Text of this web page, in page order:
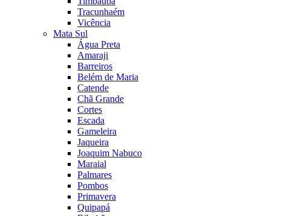
Tracunhaém
Vicência
Mata Sul
Água Preta
Amaraji
Barreiros
Belém de Maria
Catende
Chã Grande
Cortes
Escada
Gameleira
Jaqueira
Joaquim Nabuco
Maraial
Palmares
Pombos
Primavera
Quipapá